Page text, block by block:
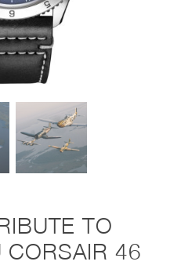
TO
CORSAIR 46